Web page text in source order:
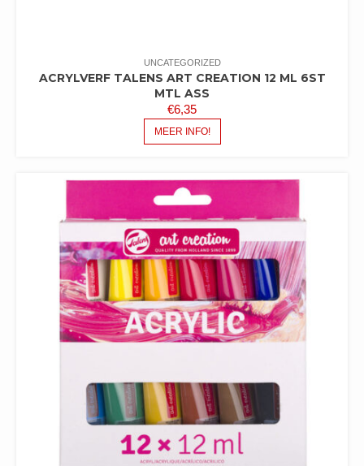
UNCATEGORIZED
ACRYLVERF TALENS ART CREATION 12 ML 6ST
MTL ASS
€6,35
MEER INFO!